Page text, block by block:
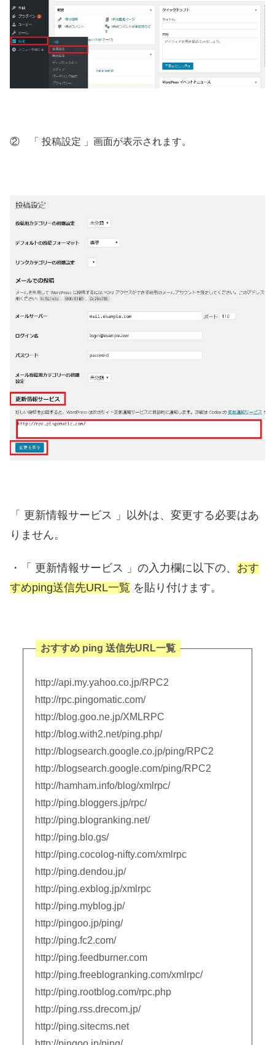
② 「 投稿設定 」画面が表示されます。
「 更新情報サービス 」以外は、変更する必要はあ
りません。
・「 更新情報サービス 」の入力欄に以下の、 おす
すめping送信先URL一覧 を貼り付けます。
おすすめ ping 送信先URL一覧
http://api.my.yahoo.co.jp/RPC2
http://rpc.pingomatic.com/
http://blog.goo.ne.jp/XMLRPC
http://blog.with2.net/ping.php/
http://blogsearch.google.co.jp/ping/RPC2
http://blogsearch.google.com/ping/RPC2
http://hamham.info/blog/xmlrpc/
http://ping.bloggers.jp/rpc/
http://ping.blogranking.net/
http://ping.blo.gs/
http://ping.cocolog-nifty.com/xmlrpc
http://ping.dendou.jp/
http://ping.exblog.jp/xmlrpc
http://ping.myblog.jp/
http://pingoo.jp/ping/
http://ping.fc2.com/
http://ping.feedburner.com
http://ping.freeblogranking.com/xmlrpc/
http://ping.rootblog.com/rpc.php
http://ping.rss.drecom.jp/
http://ping.sitecms.net